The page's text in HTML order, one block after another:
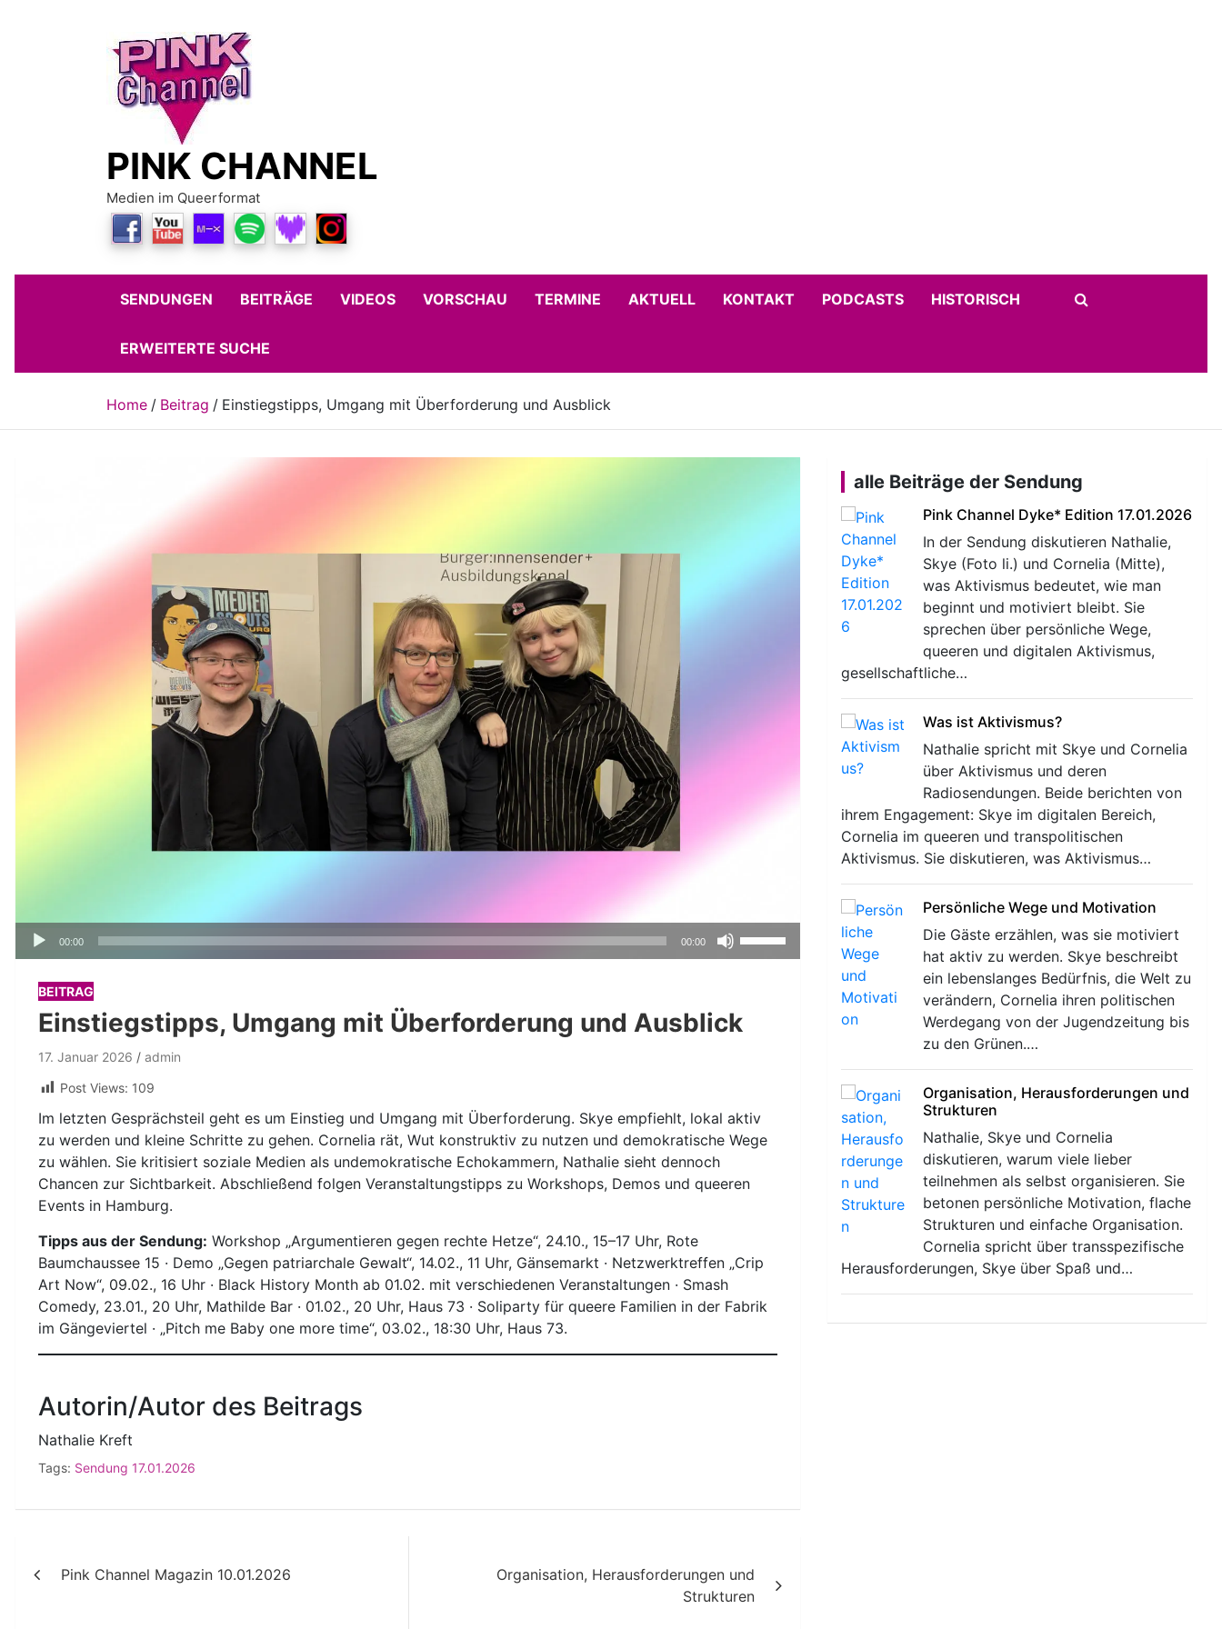
PINK CHANNEL
Medien im Queerformat
SENDUNGEN BEITRÄGE VIDEOS VORSCHAU TERMINE AKTUELL KONTAKT PODCASTS HISTORISCH
ERWEITERTE SUCHE
Home Beitrag Einstiegstipps, Umgang mit Überforderung und Ausblick
Audio-
00:00 00:00
die
BEITRAG
Einstiegstipps, Umgang mit Überforderung und Ausblick
17. Januar 2026
admin
Post Views: 109
Im letzten Gesprächsteil geht es um Einstieg und Umgang mit Überforderung. Skye empfiehlt, lokal aktiv
zu werden und kleine Schritte zu gehen. Cornelia rät, Wut konstruktiv zu nutzen und demokratische Wege
zu wählen. Sie kritisiert soziale Medien als undemokratische Echokammern, Nathalie sieht dennoch
Chancen zur Sichtbarkeit. Abschließend folgen Veranstaltungstipps zu Workshops, Demos und queeren
Events in Hamburg.
Tipps aus der Sendung: Workshop „Argumentieren gegen rechte Hetze“, 24.10., 15–17 Uhr, Rote
Baumchaussee 15 · Demo „Gegen patriarchale Gewalt“, 14.02., 11 Uhr, Gänsemarkt · Netzwerktreffen „Crip
Art Now“, 09.02., 16 Uhr · Black History Month ab 01.02. mit verschiedenen Veranstaltungen · Smash
Comedy, 23.01., 20 Uhr, Mathilde Bar · 01.02., 20 Uhr, Haus 73 · Soliparty für queere Familien in der Fabrik
im Gängeviertel · „Pitch me Baby one more time“, 03.02., 18:30 Uhr, Haus 73.
Autorin/Autor des Beitrags
Nathalie Kreft
Tags: Sendung 17.01.2026
Pink Channel Magazin 10.01.2026
Organisation, Herausforderungen und
Strukturen
alle Beiträge der Sendung
Pink Channel Dyke* Edition 17.01.2026
In der Sendung diskutieren Nathalie,
Skye (Foto li.) und Cornelia (Mitte),
was Aktivismus bedeutet, wie man
beginnt und motiviert bleibt. Sie
sprechen über persönliche Wege,
queeren und digitalen Aktivismus,
gesellschaftliche…
Was ist Aktivismus?
Nathalie spricht mit Skye und Cornelia
über Aktivismus und deren
Radiosendungen. Beide berichten von
ihrem Engagement: Skye im digitalen Bereich,
Cornelia im queeren und transpolitischen
Aktivismus. Sie diskutieren, was Aktivismus…
Persönliche Wege und Motivation
Die Gäste erzählen, was sie motiviert
hat aktiv zu werden. Skye beschreibt
ein lebenslanges Bedürfnis, die Welt zu
verändern, Cornelia ihren politischen
Werdegang von der Jugendzeitung bis
zu den Grünen.…
Organisation, Herausforderungen und
Strukturen
Nathalie, Skye und Cornelia
diskutieren, warum viele lieber
teilnehmen als selbst organisieren. Sie
betonen persönliche Motivation, flache
Strukturen und einfache Organisation.
Cornelia spricht über transspezifische
Herausforderungen, Skye über Spaß und…